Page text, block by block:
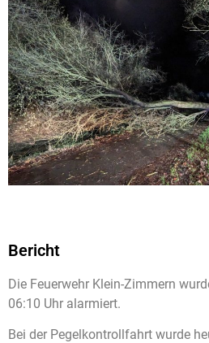
Bericht
Die Feuerwehr Klein-Zimmern
06:10 Uhr alarmiert.
Bei der Pegelkontrollfahrt wurde